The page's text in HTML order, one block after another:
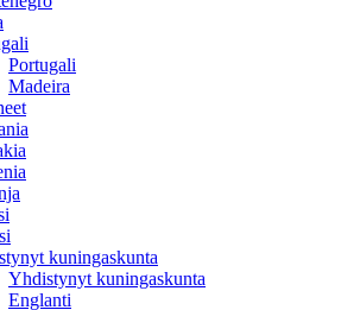
Portugali
Madeira
kuningaskunta
Yhdistynyt kuningaskunta
Englanti